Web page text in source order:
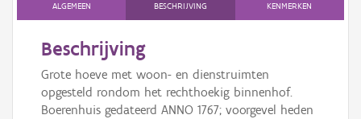
ALGEMEEN BESCHRIJVING KENMERKEN
Beschrijving
Grote hoeve met woon- en dienstruimten
opgesteld rondom het rechthoekig binnenhof.
Boerenhuis gedateerd ANNO 1767; voorgevel heden